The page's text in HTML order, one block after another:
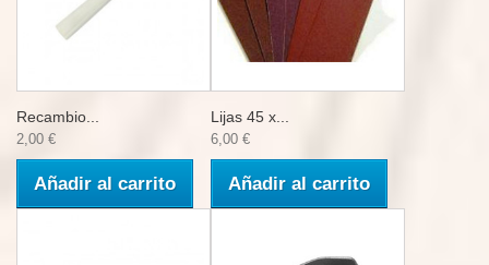
Recambio...
2,00 €
Añadir al carrito
Lijas 45 x...
6,00 €
Añadir al carrito